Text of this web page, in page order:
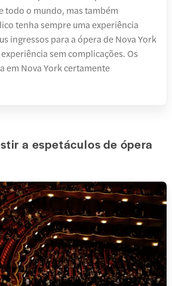
todo o mundo, mas também
tenha sempre uma experiência
ingressos para a ópera de Nova York
sem complicações. Os
em Nova York certamente
a espetáculos de ópera